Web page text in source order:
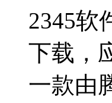
2345软
下载，
一款由